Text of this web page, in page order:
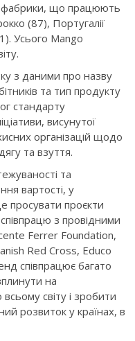
фабрики, що працюють
(87), Португалії
Усього Mango
з даними про назву
та тип продукту
стандарту
висунутої
організацій щодо
та взуття.
та
вартості, у
просувати проєкти
з провідними
Ferrer Foundation,
Red Cross, Educo
співпрацює багато
на
всьому світу і зробити
розвиток у країнах, в